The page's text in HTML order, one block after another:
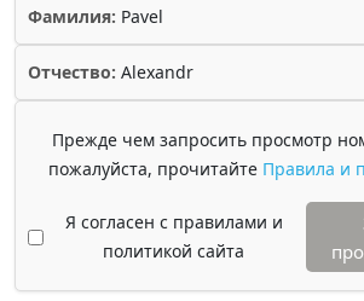
Фамилия: Pavel
Отчество: Alexandr
Прежде чем запросить просмотр
пожалуйста, прочитайте Правила и
Я согласен с правилами и
политикой сайта